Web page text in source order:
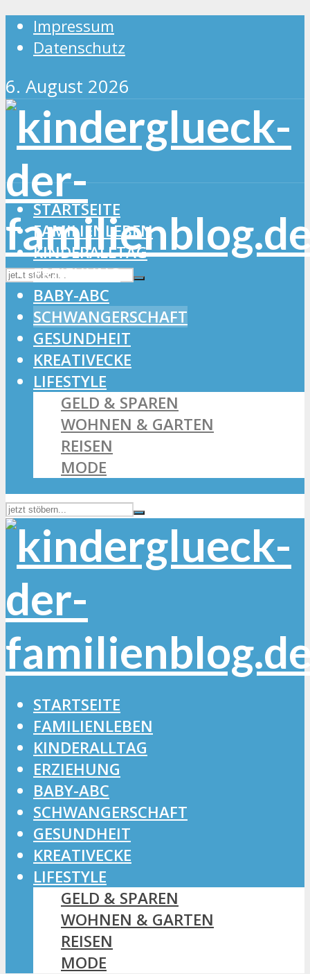
Impressum
Datenschutz
6. August 2026
STARTSEITE
FAMILIENLEBEN
KINDERALLTAG
ERZIEHUNG
BABY-ABC
SCHWANGERSCHAFT
GESUNDHEIT
KREATIVECKE
LIFESTYLE
GELD & SPAREN
WOHNEN & GARTEN
REISEN
MODE
STARTSEITE
FAMILIENLEBEN
KINDERALLTAG
ERZIEHUNG
BABY-ABC
SCHWANGERSCHAFT
GESUNDHEIT
KREATIVECKE
LIFESTYLE
GELD & SPAREN
WOHNEN & GARTEN
REISEN
MODE